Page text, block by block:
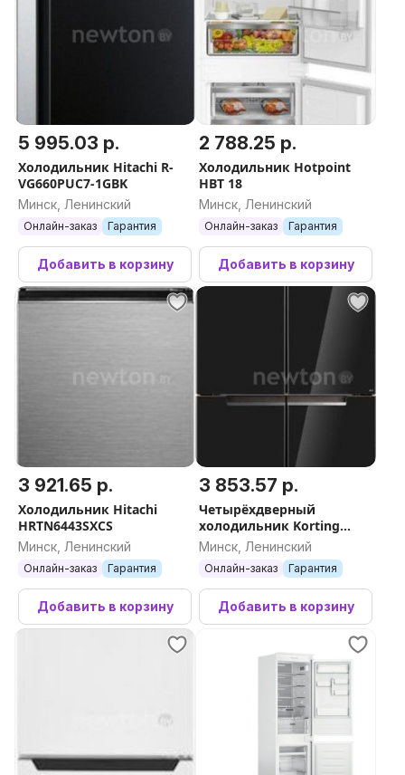
5 995.03 р.
Холодильник Hitachi R-
VG660PUC7-1GBK
Минск, Ленинский
Онлайн-заказ Гарантия
Добавить в корзину
2 788.25 р.
Холодильник Hotpoint
HBT 18
Минск, Ленинский
Онлайн-заказ Гарантия
Добавить в корзину
3 921.65 р.
Холодильник Hitachi
HRTN6443SXCS
Минск, Ленинский
Онлайн-заказ Гарантия
Добавить в корзину
3 853.57 р.
Четырёхдверный
холодильник Korting
KNFM 84177 GN
Минск, Ленинский
Онлайн-заказ Гарантия
Добавить в корзину